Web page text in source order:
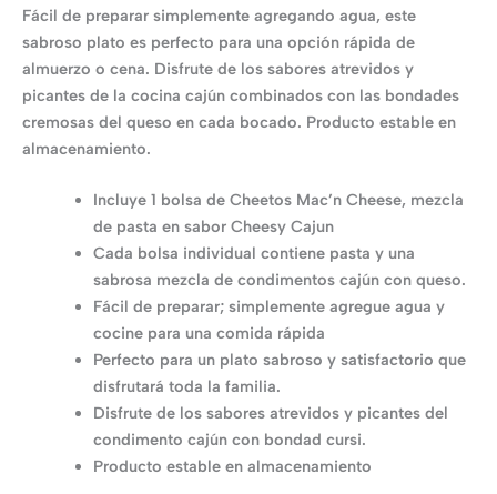
Fácil de preparar simplemente agregando agua, este
sabroso plato es perfecto para una opción rápida de
almuerzo o cena. Disfrute de los sabores atrevidos y
picantes de la cocina cajún combinados con las bondades
cremosas del queso en cada bocado. Producto estable en
almacenamiento.
Incluye 1 bolsa de Cheetos Mac’n Cheese, mezcla
de pasta en sabor Cheesy Cajun
Cada bolsa individual contiene pasta y una
sabrosa mezcla de condimentos cajún con queso.
Fácil de preparar; simplemente agregue agua y
cocine para una comida rápida
Perfecto para un plato sabroso y satisfactorio que
disfrutará toda la familia.
Disfrute de los sabores atrevidos y picantes del
condimento cajún con bondad cursi.
Producto estable en almacenamiento